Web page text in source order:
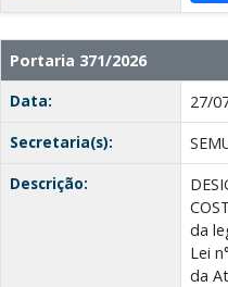
Portaria 371/2026
Data:
27/
Secretaria(s):
Descrição:
da
Lei
da